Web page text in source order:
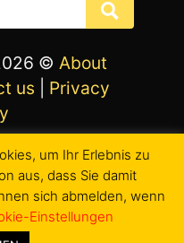
um Ihr Erlebnis zu
aus, dass Sie damit
sich abmelden, wenn
Einstellungen
© About
us
Privacy